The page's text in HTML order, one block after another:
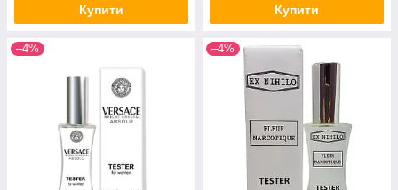
Купити Купити
–4% –4%